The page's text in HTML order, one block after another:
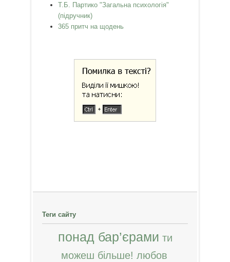
Т.Б. Партико "Загальна психологія"
(підручник)
365 притч на щодень
Теги сайту
понад бар’єрами ти
можеш більше! любов